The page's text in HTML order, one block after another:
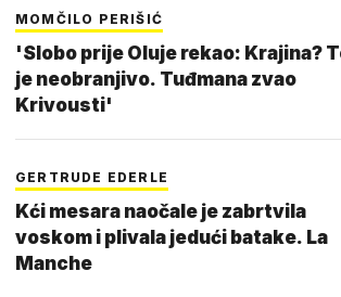
MOMČILO PERIŠIĆ
'Slobo prije Oluje rekao: Krajina?
je neobranjivo. Tuđmana zvao
Krivousti'
GERTRUDE EDERLE
Kći mesara naočale je zabrtvila
voskom i plivala jedući batake. La
Manche